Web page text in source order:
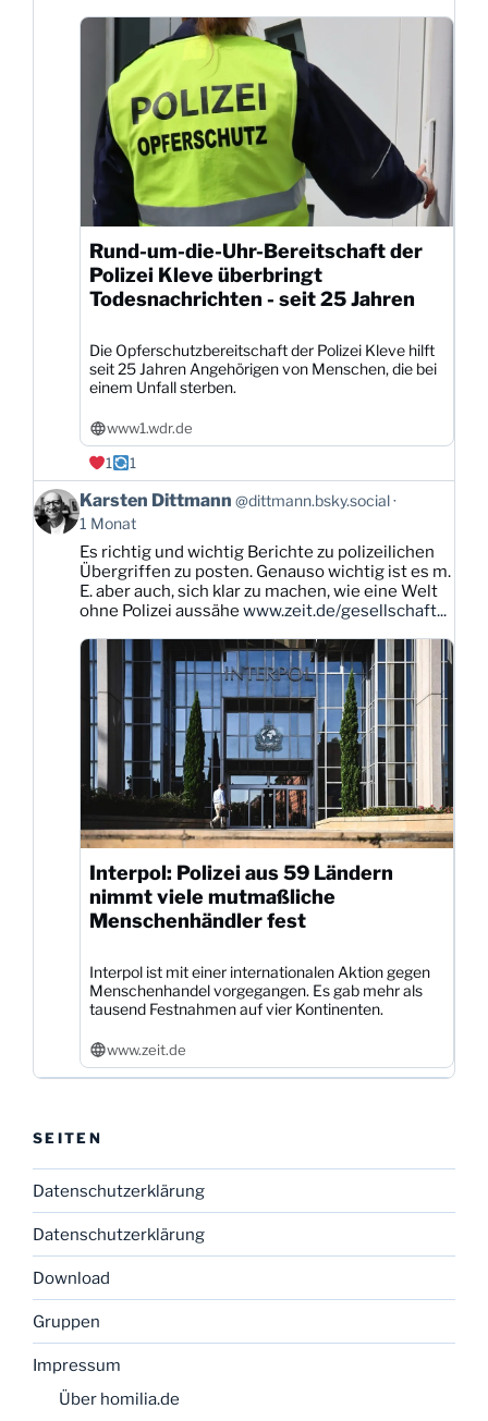
Bluesky
Rund-um-die-Uhr-Bereitschaft der
Polizei Kleve überbringt
Todesnachrichten - seit 25 Jahren
Die Opferschutzbereitschaft der Polizei Kleve hilft
seit 25 Jahren Angehörigen von Menschen, die bei
einem Unfall sterben.
www1.wdr.de
1
1
Beitrag
von
Karsten
Dittmann
Bluesky
ansehen
Karsten Dittmann @dittmann.bsky.social
1 Monat
Es richtig und wichtig Berichte zu polizeilichen
Übergriffen zu posten. Genauso wichtig ist es m.
E. aber auch, sich klar zu machen, wie eine Welt
ohne Polizei aussähe www.zeit.de/gesellschaft...
Interpol: Polizei aus 59 Ländern
nimmt viele mutmaßliche
Menschenhändler fest
Interpol ist mit einer internationalen Aktion gegen
Menschenhandel vorgegangen. Es gab mehr als
tausend Festnahmen auf vier Kontinenten.
www.zeit.de
SEITEN
Datenschutzerklärung
Datenschutzerklärung
Download
Gruppen
Impressum
Über homilia.de